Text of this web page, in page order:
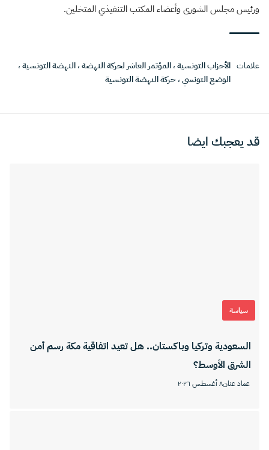
ورئيس مجلس الشورى وأعضاء المكتب التنفيذي المتخلين.
علامات الأحزاب التونسية،المؤتمر العاشر لحركة النهضة،النهضة التونسية،
الوضع التونسي،حركة النهضة التونسية
قد يعجبك ايضا
سياسة
السعودية وتركيا وباكستان.. هل تعيد اتفاقية مكة رسم أمن
الشرق الأوسط؟
عماد عنان٨ أغسطس ٢٠٢٦